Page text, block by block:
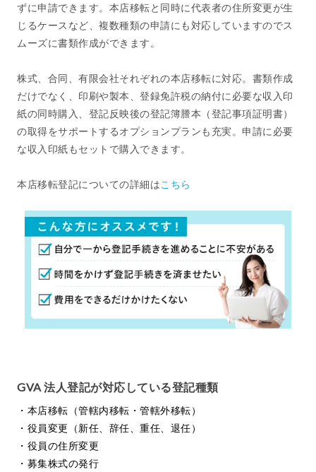
ずに申請できます。本店移転と同時に代表者の住所変更が生
じるケースなど、複数種類の申請にも対応していますのでス
ムーズに書類作成ができます。
株式、合同、有限会社それぞれの本店移転に対応。書類作成
だけでなく、印刷や製本、登録免許税の納付に必要な収入印
紙の同時購入、登記反映後の登記簿謄本（登記事項証明書）
の取得をサポートするオプションプランも充実。申請に必要
な収入印紙もセットで購入できます。
本店移転登記についての詳細はこちら
GVA 法人登記が対応している登記種類
・本店移転（管轄内移転・管轄外移転）
・役員変更（新任、辞任、重任、退任）
・役員の住所変更
・募集株式の発行